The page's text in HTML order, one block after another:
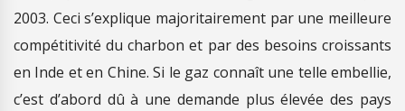
2003. Ceci s’explique majoritairement par une meilleure
compétitivité du charbon et par des besoins croissants
en Inde et en Chine. Si le gaz connaît une telle embellie,
c’est d’abord dû à une demande plus élevée des pays